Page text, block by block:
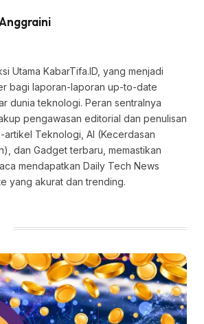
Utama KabarTifa.ID, yang menjadi
bagi laporan-laporan up-to-date
dunia teknologi. Peran sentralnya
pengawasan editorial dan penulisan
artikel Teknologi, AI (Kecerdasan
dan Gadget terbaru, memastikan
mendapatkan Daily Tech News
yang akurat dan trending.